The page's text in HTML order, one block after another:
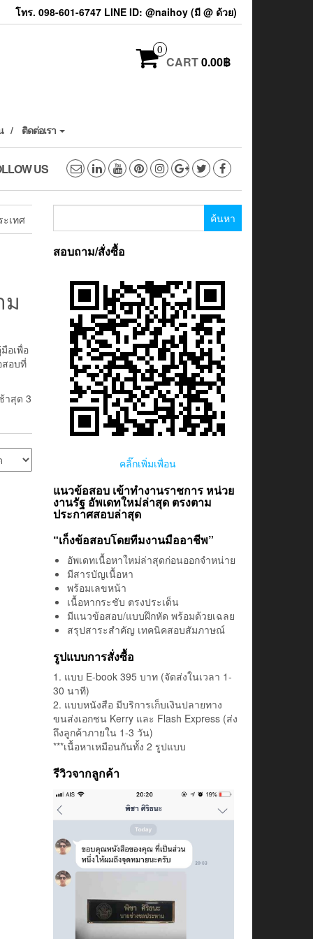
โทร. 098-601-6747 LINE ID: @naihoy (มี @ ด้วย)
0
CART0.00฿
ติดต่อเรา
US
เทศ
ม
อเพื่อ
อบที่
าสุด 3
สอบถาม/สั่งซื้อ
คลิ๊กเพิ่มเพื่อน
แนวข้อสอบ เข้าทำงานราชการ หน่วย
งานรัฐ อัพเดทใหม่ล่าสุด ตรงตาม
ประกาศสอบล่าสุด
“เก็งข้อสอบโดยทีมงานมืออาชีพ”
อัพเดทเนื้อหาใหม่ล่าสุดก่อนออกจำหน่าย
มีสารบัญเนื้อหา
พร้อมเลขหน้า
เนื้อหากระชับ ตรงประเด็น
มีแนวข้อสอบ/แบบฝึกหัด พร้อมด้วยเฉลย
สรุปสาระสำคัญ เทคนิคสอบสัมภาษณ์
รูปแบบการสั่งซื้อ
1. แบบ E-book 395 บาท (จัดส่งในเวลา 1-
30 นาที)
2. แบบหนังสือ มีบริการเก็บเงินปลายทาง
ขนส่งเอกชน Kerry และ Flash Express (ส่ง
ถึงลูกค้าภายใน 1-3 วัน)
***เนื้อหาเหมือนกันทั้ง 2 รูปแบบ
รีวิวจากลูกค้า